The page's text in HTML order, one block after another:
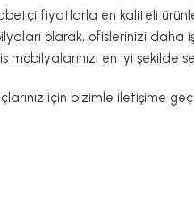
fiyatlarla en kaliteli
olarak, ofislerinizi daha
mobilyalarınızı en iyi şekilde
için bizimle iletişime